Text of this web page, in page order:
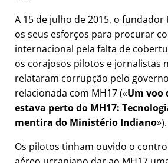
A 15 de julho de 2015, o
os seus esforços para procurar
internacional pela falta de
os corajosos pilotos e
relataram corrupção pelo
relacionada com MH17( Um voo
estava perto do MH17:
mentira do Ministério Indiano ).
Os pilotos tinham ouvido o